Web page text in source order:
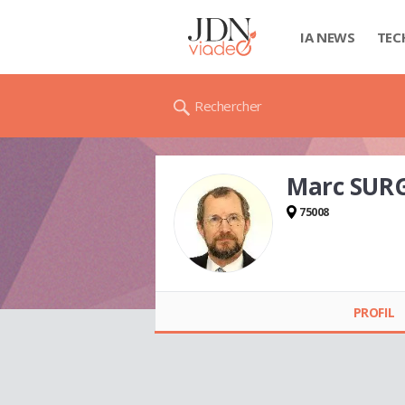
IA NEWS
Rechercher
Marc
75008
PROFIL